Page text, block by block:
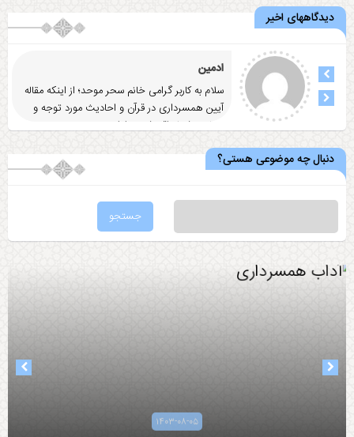
دیدگاههای اخیر
ادمین
سلام به کاربر گرامی خانم سحر موحد؛ از اینکه مقاله
آيين همسرداری در قرآن و احاديث مورد توجه و
رضایت شما واقع شد
... ادامه
دنبال چه موضوعی هستی؟
۱۴۰۳-۰۸-۰۵